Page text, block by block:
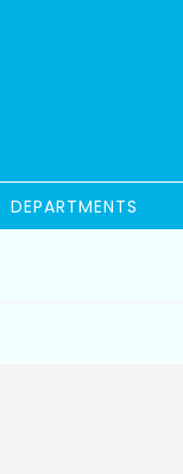
DEPARTMENTS